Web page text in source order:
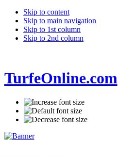
Skip to content
Skip to main navigation
Skip to 1st column
Skip to 2nd column
TurfeOnline.com